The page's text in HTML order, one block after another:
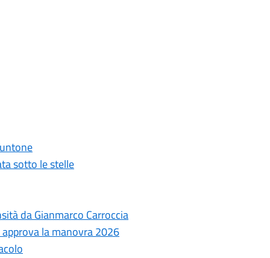
sotto le stelle
da Gianmarco Carroccia
la manovra 2026